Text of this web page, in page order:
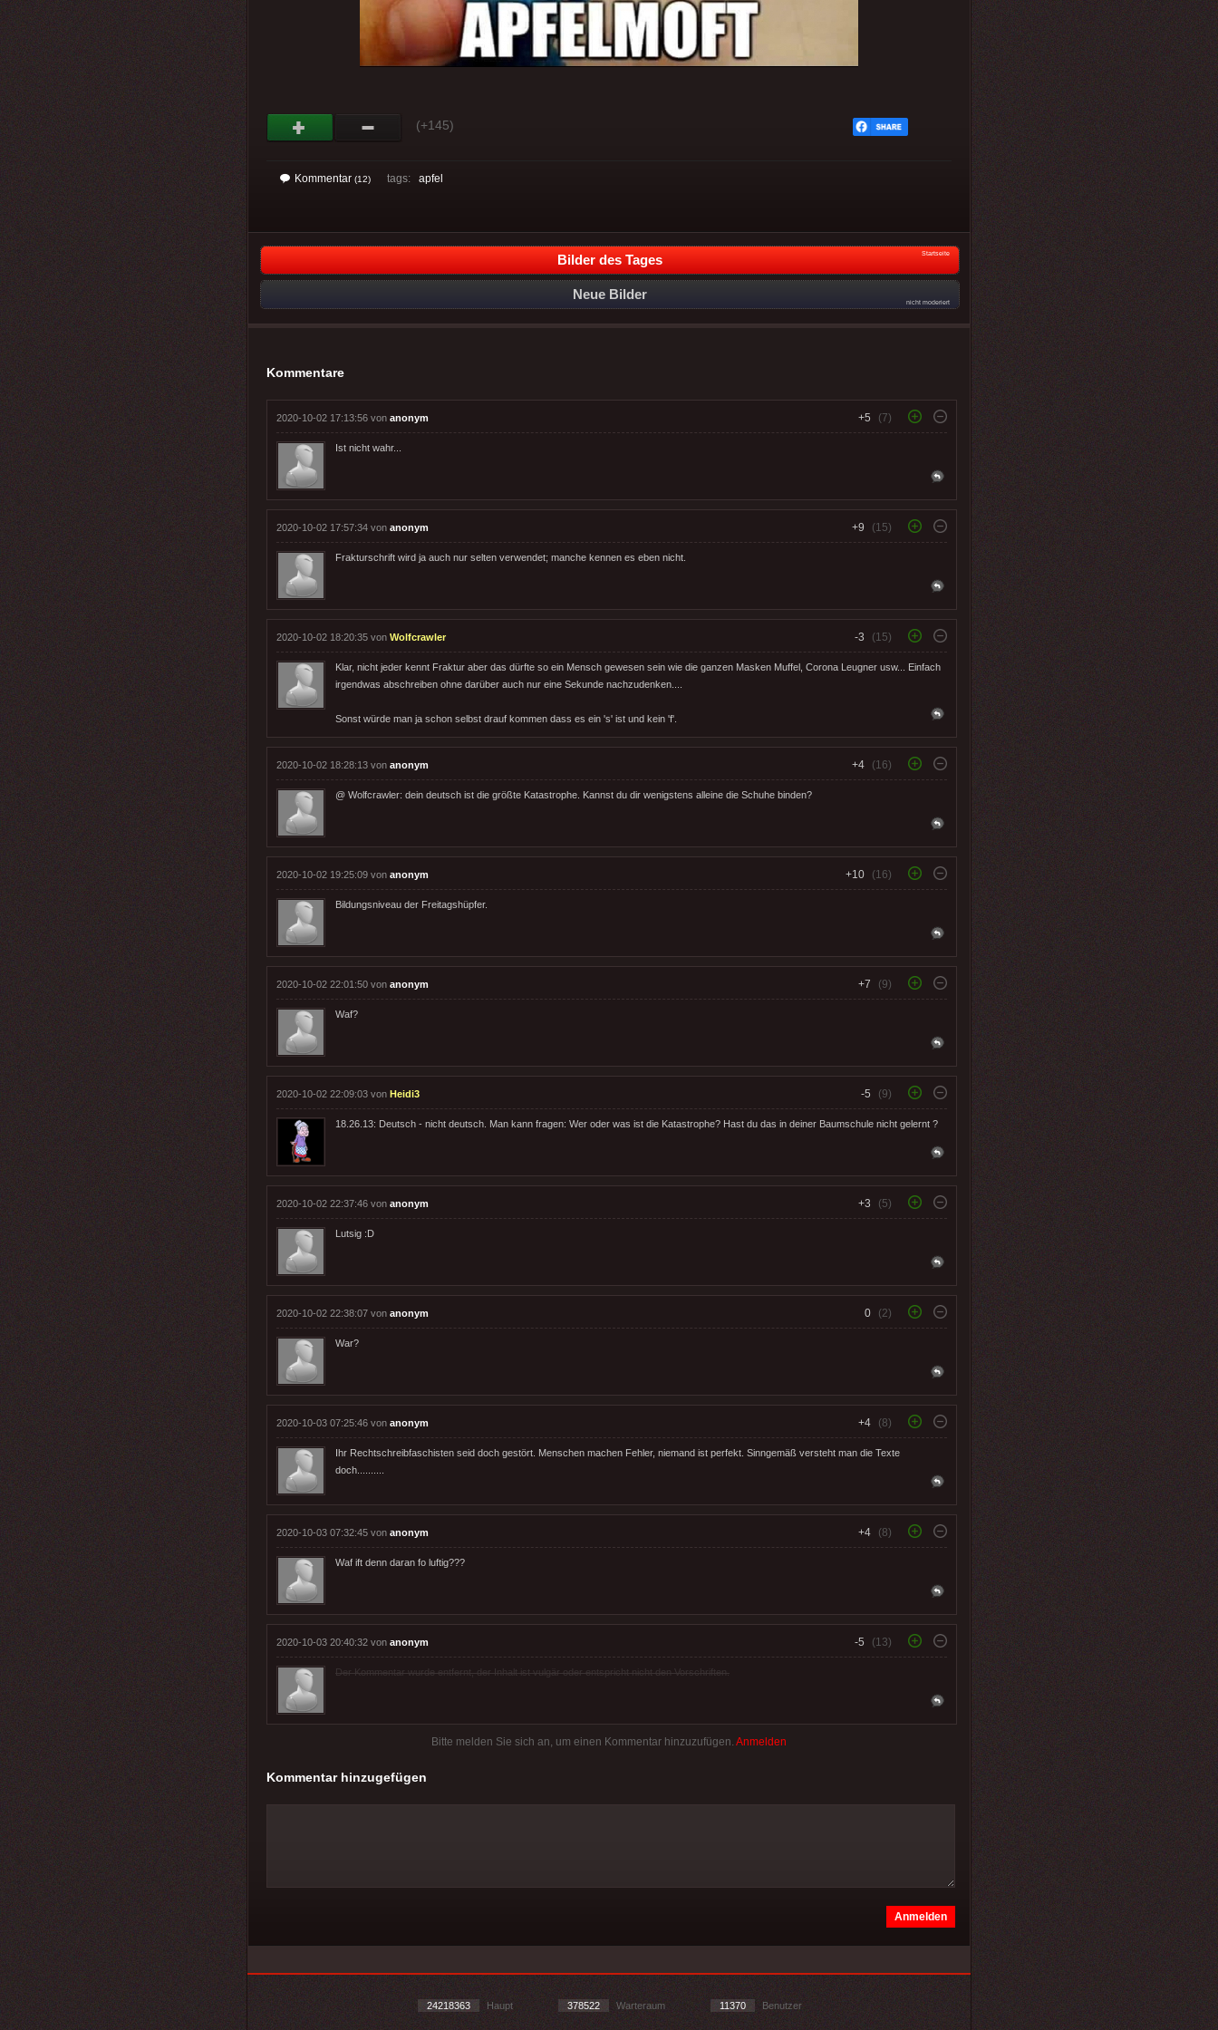
(+145)
Kommentar (12) tags: apfel
Bilder des Tages Startseite
Neue Bilder
nicht moderiert
Kommentare
2020-10-02 17:13:56 von anonym +5 (7)
Ist nicht wahr...
2020-10-02 17:57:34 von anonym +9 (15)
Frakturschrift wird ja auch nur selten verwendet; manche kennen es eben nicht.
2020-10-02 18:20:35 von Wolfcrawler -3 (15)
Klar, nicht jeder kennt Fraktur aber das dürfte so ein Mensch gewesen sein wie die ganzen Masken Muffel, Corona Leugner usw... Einfach
irgendwas abschreiben ohne darüber auch nur eine Sekunde nachzudenken....
Sonst würde man ja schon selbst drauf kommen dass es ein 's' ist und kein 'f'.
2020-10-02 18:28:13 von anonym +4 (16)
@ Wolfcrawler: dein deutsch ist die größte Katastrophe. Kannst du dir wenigstens alleine die Schuhe binden?
2020-10-02 19:25:09 von anonym +10 (16)
Bildungsniveau der Freitagshüpfer.
2020-10-02 22:01:50 von anonym +7 (9)
Waf?
2020-10-02 22:09:03 von Heidi3 -5 (9)
18.26.13: Deutsch - nicht deutsch. Man kann fragen: Wer oder was ist die Katastrophe? Hast du das in deiner Baumschule nicht gelernt ?
2020-10-02 22:37:46 von anonym +3 (5)
Lutsig :D
2020-10-02 22:38:07 von anonym 0 (2)
War?
2020-10-03 07:25:46 von anonym +4 (8)
Ihr Rechtschreibfaschisten seid doch gestört. Menschen machen Fehler, niemand ist perfekt. Sinngemäß versteht man die Texte
doch..........
2020-10-03 07:32:45 von anonym +4 (8)
Waf ift denn daran fo luftig???
2020-10-03 20:40:32 von anonym -5 (13)
Der Kommentar wurde entfernt, der Inhalt ist vulgär oder entspricht nicht den Vorschriften.
Bitte melden Sie sich an, um einen Kommentar hinzuzufügen. Anmelden
Kommentar hinzugefügen
24218363 Haupt 378522 Warteraum 11370 Benutzer